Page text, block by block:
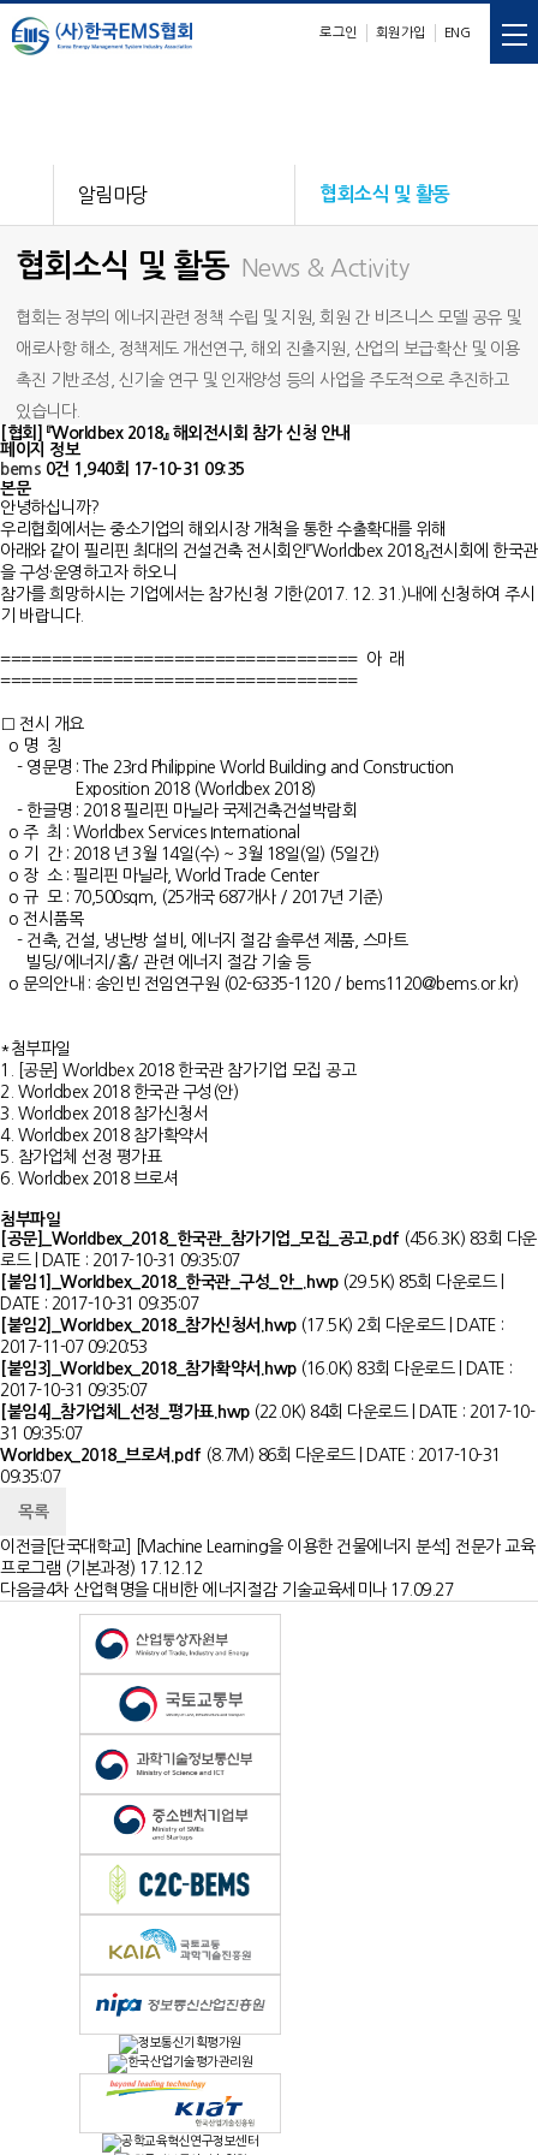
ENG
회원가입
로그인
알림마당 협회소식 및 활동
협회소식 및 활동 News & Activity
협회는 정부의 에너지관련 정책 수립 및 지원, 회원 간 비즈니스 모델 공유 및
애로사항 해소, 정책제도 개선연구, 해외 진출지원, 산업의 보급·확산 및 이용
촉진 기반조성, 신기술 연구 및 인재양성 등의 사업을 주도적으로 추진하고
있습니다.
[협회] 『Worldbex 2018』 해외전시회 참가 신청 안내
페이지 정보
bems 0건 1,940회 17-10-31 09:35
본문
안녕하십니까?
우리협회에서는 중소기업의 해외시장 개척을 통한 수출확대를 위해
아래와 같이 필리핀 최대의 건설건축 전시회인『Worldbex 2018』전시회에 한국관
을 구성·운영하고자 하오니
참가를 희망하시는 기업에서는 참가신청 기한(2017. 12. 31.)내에 신청하여 주시
기 바랍니다.
=================================== 아 래
===================================
□ 전시 개요
o 명 칭
- 영문명 : The 23rd Philippine World Building and Construction
Exposition 2018 (Worldbex 2018)
- 한글명 : 2018 필리핀 마닐라 국제건축건설박람회
o 주 최 : Worldbex Services International
o 기 간 : 2018 년 3월 14일(수) ~ 3월 18일(일) (5일간)
o 장 소 : 필리핀 마닐라, World Trade Center
o 규 모 : 70,500sqm, (25개국 687개사 / 2017년 기준)
o 전시품목
- 건축, 건설, 냉난방 설비, 에너지 절감 솔루션 제품, 스마트
빌딩/에너지/홈/ 관련 에너지 절감 기술 등
o 문의안내 : 송인빈 전임연구원 (02-6335-1120 / bems1120@bems.or.kr)
*첨부파일
1. [공문] Worldbex 2018 한국관 참가기업 모집 공고
2. Worldbex 2018 한국관 구성(안)
3. Worldbex 2018 참가신청서
4. Worldbex 2018 참가확약서
5. 참가업체 선정 평가표
6. Worldbex 2018 브로셔
첨부파일
[공문]_Worldbex_2018_한국관_참가기업_모집_공고.pdf (456.3K) 83회 다운
로드 | DATE : 2017-10-31 09:35:07
[붙임1]_Worldbex_2018_한국관_구성_안_.hwp (29.5K) 85회 다운로드 |
DATE : 2017-10-31 09:35:07
[붙임2]_Worldbex_2018_참가신청서.hwp (17.5K) 2회 다운로드 | DATE :
2017-11-07 09:20:53
[붙임3]_Worldbex_2018_참가확약서.hwp (16.0K) 83회 다운로드 | DATE :
2017-10-31 09:35:07
[붙임4]_참가업체_선정_평가표.hwp (22.0K) 84회 다운로드 | DATE : 2017-10-
31 09:35:07
Worldbex_2018_브로셔.pdf (8.7M) 86회 다운로드 | DATE : 2017-10-31
09:35:07
목록
이전글[단국대학교] [Machine Learning을 이용한 건물에너지 분석] 전문가 교육
프로그램 (기본과정) 17.12.12
다음글4차 산업혁명을 대비한 에너지절감 기술교육세미나 17.09.27